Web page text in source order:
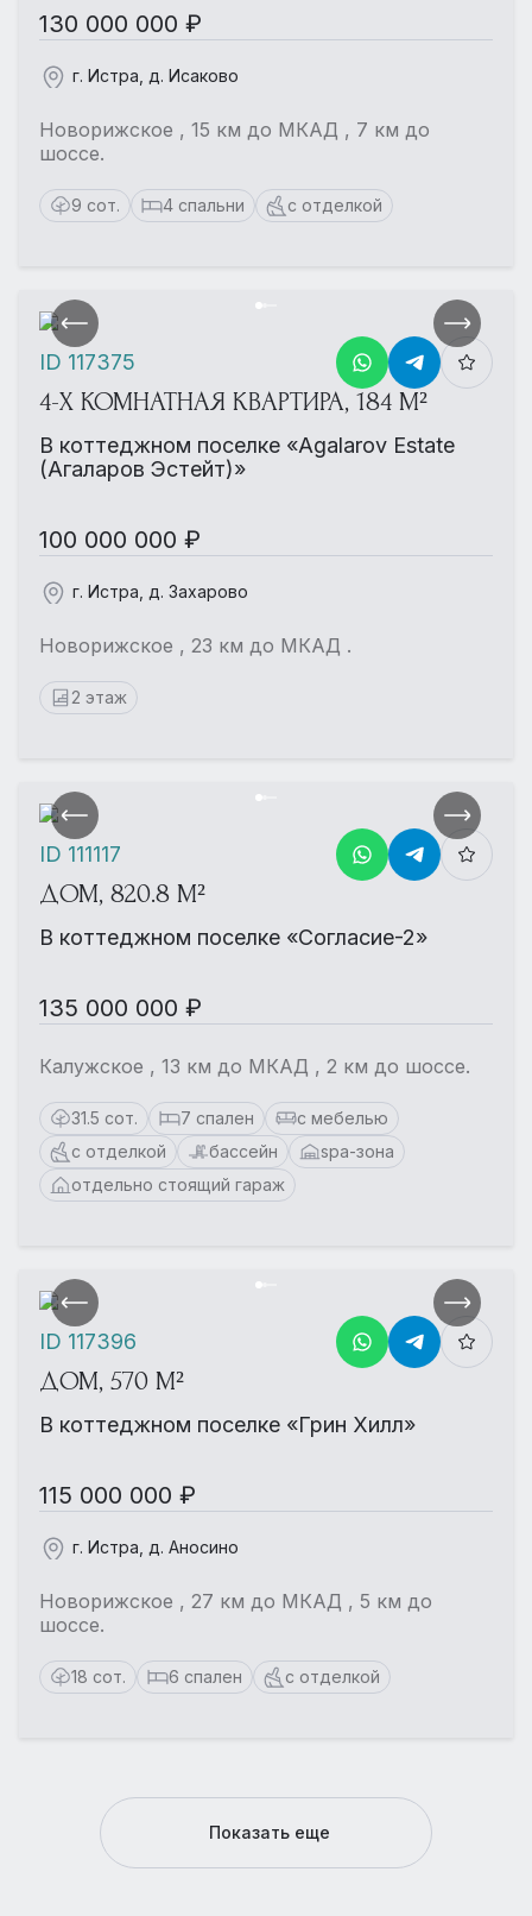
130 000 000 ₽
г. Истра, д. Исаково
Новорижское , 15 км до МКАД , 7 км до
шоссе.
9 сот. 4 спальни с отделкой
4-Х КОМНАТНАЯ КВАРТИРА, 184 М²
В коттеджном поселке «Agalarov Estate
(Агаларов Эстейт)»
100 000 000 ₽
г. Истра, д. Захарово
Новорижское , 23 км до МКАД .
2 этаж
ID 117375
ДОМ, 820.8 М²
В коттеджном поселке «Согласие-2»
135 000 000 ₽
Калужское , 13 км до МКАД , 2 км до шоссе.
31.5 сот. 7 спален
с мебелью
с отделкой
бассейн
spa-зона
отдельно стоящий гараж
ID 111117
ДОМ, 570 М²
В коттеджном поселке «Грин Хилл»
115 000 000 ₽
г. Истра, д. Аносино
Новорижское , 27 км до МКАД , 5 км до
шоссе.
18 сот. 6 спален с отделкой
ID 117396
Показать еще